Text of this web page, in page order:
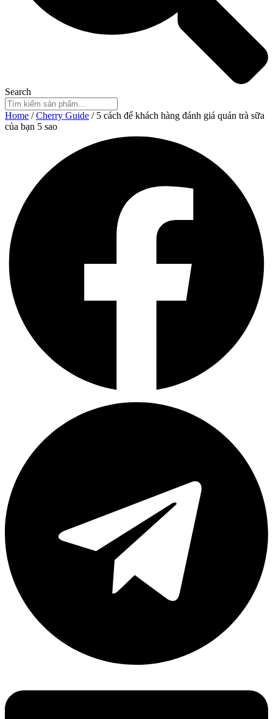
Search
Home /Cherry Guide / 5 cách để khách hàng đánh giá quán trà sữa
của bạn 5 sao